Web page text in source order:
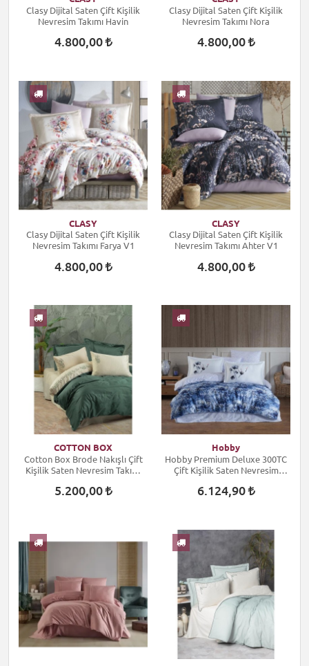
Clasy Dijital Saten Çift Kişilik
Nevresim Takımı Havin
4.800,00
Clasy Dijital Saten Çift Kişilik
Nevresim Takımı Nora
4.800,00
CLASY
Clasy Dijital Saten Çift Kişilik
Nevresim Takımı Farya V1
4.800,00
CLASY
Clasy Dijital Saten Çift Kişilik
Nevresim Takımı Ahter V1
4.800,00
COTTON BOX
Cotton Box Brode Nakışlı Çift
Kişilik Saten Nevresim Takımı
5.200,00
Hobby
Hobby Premium Deluxe 300TC
Çift Kişilik Saten Nevresim
6.124,90